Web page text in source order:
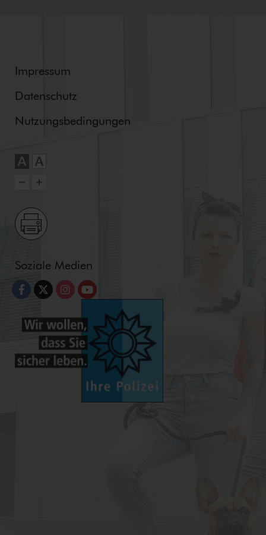
Impressum
Datenschutz
Nut­zungs­be­din­gun­gen
Soziale Medien